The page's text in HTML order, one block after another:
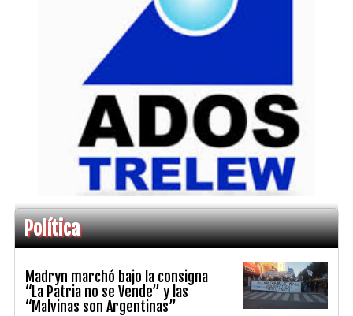
Política
Madryn marchó bajo la consigna
“La Patria no se Vende” y las
“Malvinas son Argentinas”